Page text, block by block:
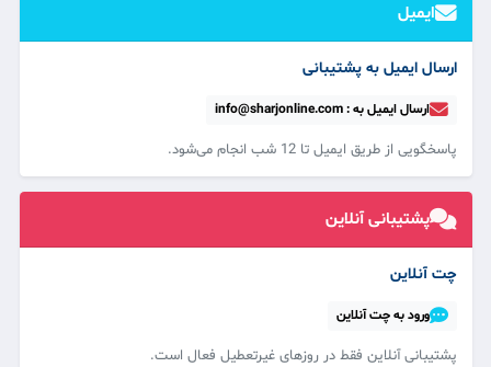
ایمیل
ارسال ایمیل به پشتیبانی
ارسال ایمیل به : info@sharjonline.com
پاسخگویی از طریق ایمیل تا 12 شب انجام می‌شود.
پشتیبانی آنلاین
چت آنلاین
ورود به چت آنلاین
پشتیبانی آنلاین فقط در روزهای غیرتعطیل فعال است.